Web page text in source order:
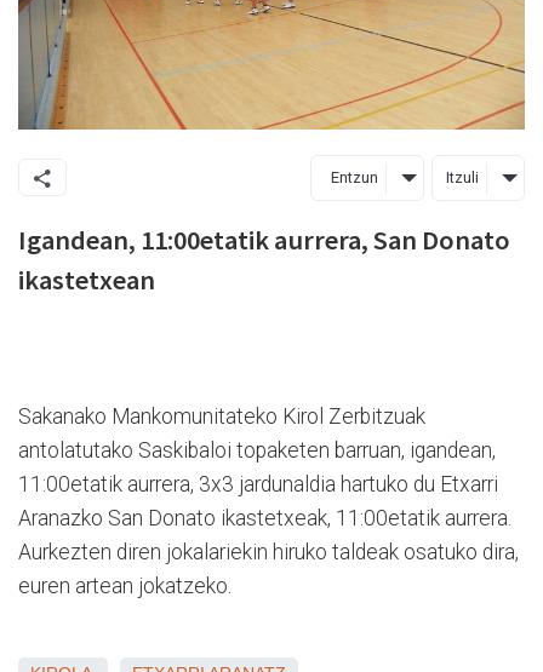
Entzun Itzuli
Igandean, 11:00etatik aurrera, San Donato
ikastetxean
Sakanako Mankomunitateko Kirol Zerbitzuak
antolatutako Saskibaloi topaketen barruan, igandean,
11:00etatik aurrera, 3x3 jardunaldia hartuko du Etxarri
Aranazko San Donato ikastetxeak, 11:00etatik aurrera.
Aurkezten diren jokalariekin hiruko taldeak osatuko dira,
euren artean jokatzeko.